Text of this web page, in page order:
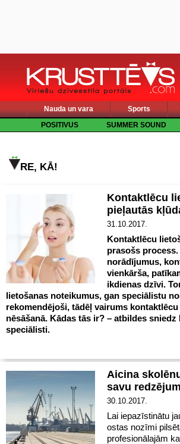
Nauda un vara Sports
POSITIVUS
SUMMER SOUND
RE, KĀ!
Kontaktlēcu
pieļautās
31.10.2017.
Kontaktlēcu
prasošs
norādījumus,
vienkārša,
ikdienas dzīvi.
lietošanas noteikumus, gan speciālistu
rekomendējoši, tādēļ vairums
nēsāšanā. Kādas tās ir? – atbildes
speciālisti.
Aicina
savu
30.10.2017.
Lai iepazīstinātu
ostas nozīmi
profesionālajām